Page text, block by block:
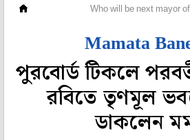
Who will be next mayor
Mamata
পুরবোর্ড টিকলে
রবিতে তৃণমূল
ডাকলেন